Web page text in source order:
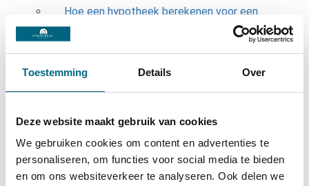
Toestemming Details Over
Deze website maakt gebruik van cookies
We gebruiken cookies om content en advertenties te
personaliseren, om functies voor social media te bieden
en om ons websiteverkeer te analyseren. Ook delen we
Hoe een hypotheek berekenen voor een
zzp’er?
Hoe lang staat een huis te koop?
Welke leeftijd een huis kopen?
Wat kun je meefinancieren in een
nieuwbouw hypotheek?
Hoe aflossingsvrije hypotheek aflossen?
Wat is het voordeel van een
startershypotheek?